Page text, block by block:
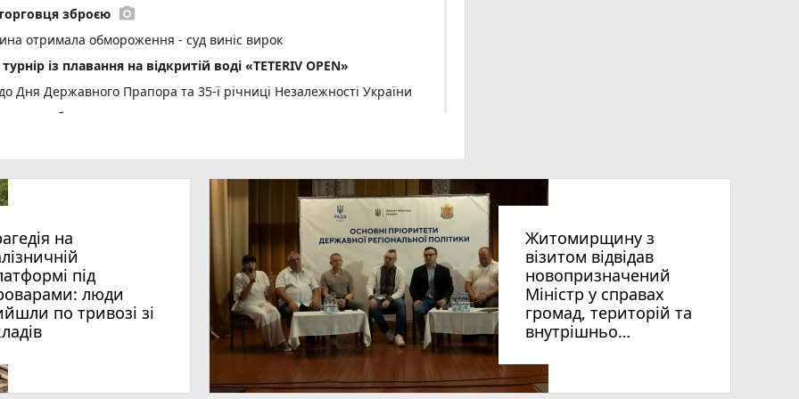
зброєю photo_camera
отримала обмороження - суд виніс вирок
із плавання на відкритій воді «TETERIV OPEN»
Дня Державного Прапора та 35-ї річниці Незалежності України
робити цього дня
щодо російського вторгнення
1 млн е-Посвідчень у Дії
захід «Забіг Житомирщина»
одиниць нової спеціальної та службової техніки
встановити межі ландшафтного заказника «Зелена лагуна»
травми отримали двоє людей
один день - синоптик
презентація книги-практикуму психолога
на
під
люди
по тривозі зі
Житомирщину з
візитом відвідав
новопризначений
Міністр у справах
громад, територій та
внутрішньо
України Віталій Безгін
photo_camera